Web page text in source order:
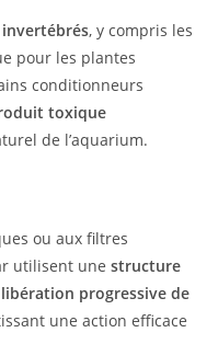
invertébrés, y compris les
pour les plantes
conditionneurs
toxique
de l’aquarium.
ou aux filtres
utilisent unestructure
libération progressive de
une action efficace